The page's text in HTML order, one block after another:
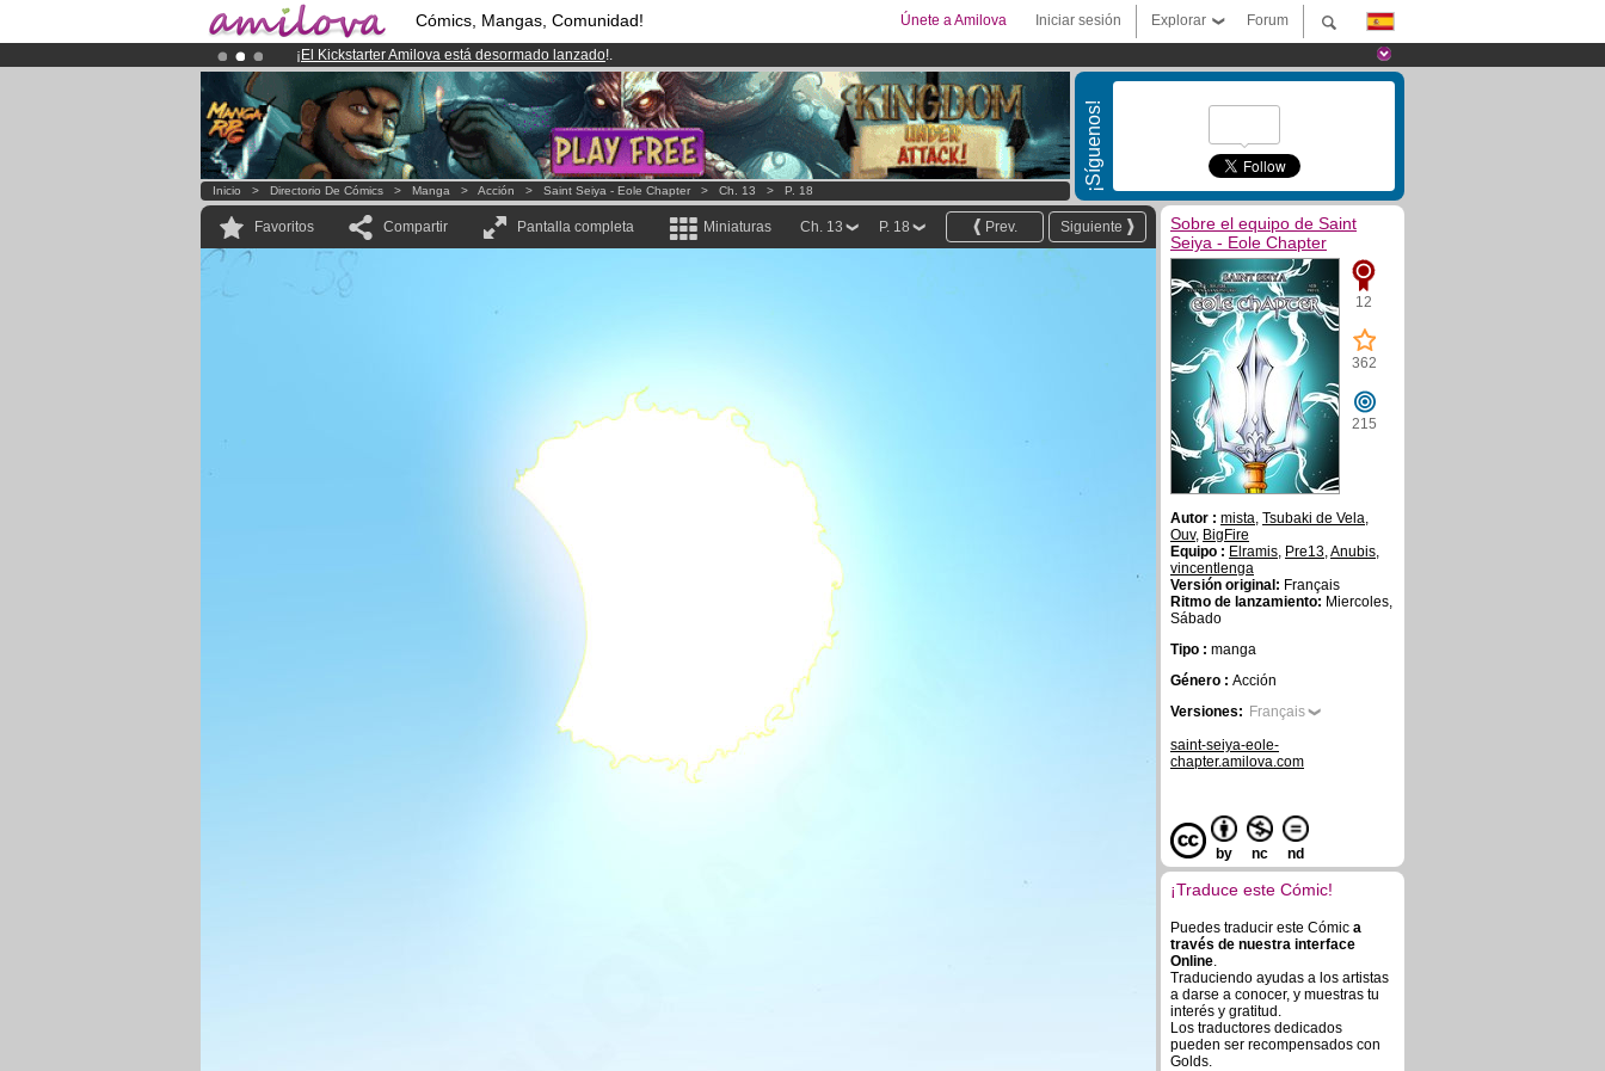
Cómics, Mangas, Comunidad! Forum
Explorar
Iniciar sesión
Únete a Amilova
¡ El Kickstarter Amilova está desormado lanzado!.
¡Conviertete en Premium por3.95 eurosal mes!Hazte Premium ya
¡Síguenos!
Inicio > Directorio De Cómics > Manga > Acción > Saint Seiya - Eole Chapter > Ch. 13 > P. 18
Favoritos Compartir Pantalla completa Miniaturas Siguiente
Prev.
P. 18
Ch. 13
Sobre el equipo de Saint
Seiya - Eole Chapter
12
362
215
Autor : mista, Tsubaki de Vela,
Ouv, BigFire
Equipo : Elramis, Pre13,Anubis,
vincentlenga
Versión original: Français
Ritmo de lanzamiento: Miercoles,
Sábado
Tipo : manga
Género : Acción
Versiones: Français
saint-seiya-eole-
chapter.amilova.com
by nc nd
¡Traduce este Cómic!
Puedes traducir este Cómic a
través de nuestra interface
Online.
Traduciendo ayudas a los artistas
a darse a conocer, y muestras tu
interés y gratitud.
Los traductores dedicados
pueden ser recompensados con
Golds.